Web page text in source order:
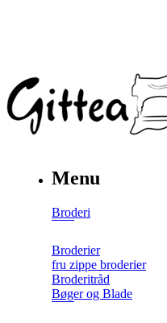
Menu
Broderi
Broderier
fru zippe broderier
Broderitråd
Bøger og Blade